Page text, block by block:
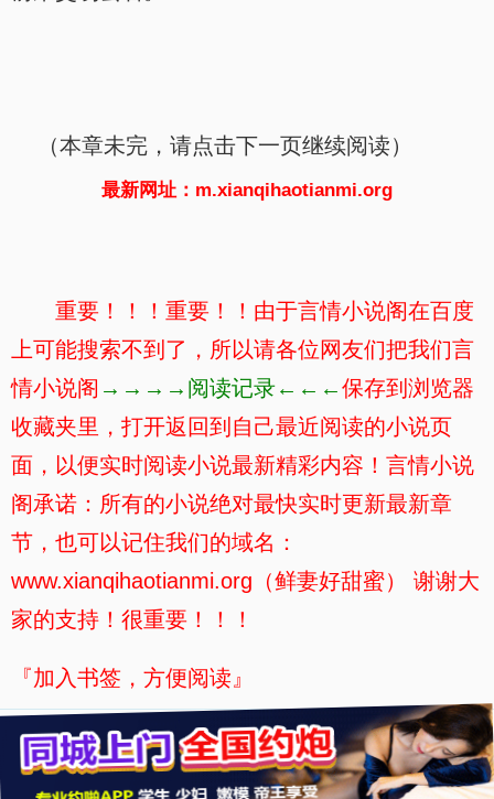
（本章未完，请点击下一页继续阅读）
最新网址：m.xianqihaotianmi.org
重要！！！重要！！由于言情小说阁在百度
上可能搜索不到了，所以请各位网友们把我们言
情小说阁 →→→→阅读记录←←←保存到浏览器
收藏夹里，打开返回到自己最近阅读的小说页
面，以便实时阅读小说最新精彩内容！言情小说
阁承诺：所有的小说绝对最快实时更新最新章
节，也可以记住我们的域名：
www.xianqihaotianmi.org（鲜妻好甜蜜） 谢谢大
家的支持！很重要！！！
『加入书签，方便阅读』